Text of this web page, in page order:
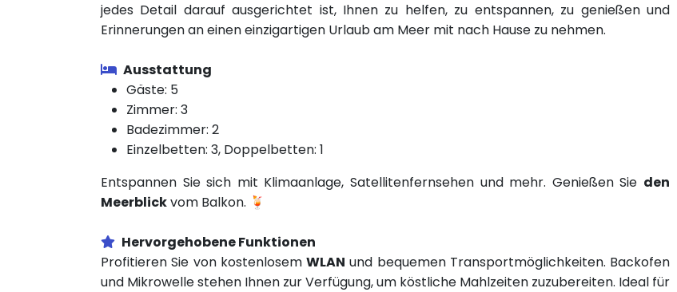
jedes Detail darauf ausgerichtet ist, Ihnen zu helfen, zu entspannen, zu genießen und
Erinnerungen an einen einzigartigen Urlaub am Meer mit nach Hause zu nehmen.
Ausstattung
Gäste: 5
Zimmer: 3
Badezimmer: 2
Einzelbetten: 3, Doppelbetten: 1
Entspannen Sie sich mit Klimaanlage, Satellitenfernsehen und mehr. Genießen Sie den
Meerblickvom Balkon. 🍹
Hervorgehobene Funktionen
Profitieren Sie von kostenlosem WLAN und bequemen Transportmöglichkeiten. Backofen
und Mikrowelle stehen Ihnen zur Verfügung, um köstliche Mahlzeiten zuzubereiten. Ideal für